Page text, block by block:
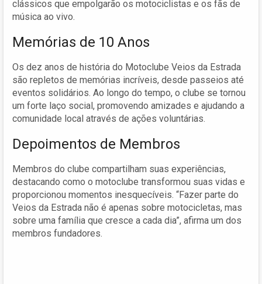
clássicos que empolgarão os motociclistas e os fãs de
música ao vivo.
Memórias de 10 Anos
Os dez anos de história do Motoclube Veios da Estrada
são repletos de memórias incríveis, desde passeios até
eventos solidários. Ao longo do tempo, o clube se tornou
um forte laço social, promovendo amizades e ajudando a
comunidade local através de ações voluntárias.
Depoimentos de Membros
Membros do clube compartilham suas experiências,
destacando como o motoclube transformou suas vidas e
proporcionou momentos inesquecíveis. “Fazer parte do
Veios da Estrada não é apenas sobre motocicletas, mas
sobre uma família que cresce a cada dia”, afirma um dos
membros fundadores.